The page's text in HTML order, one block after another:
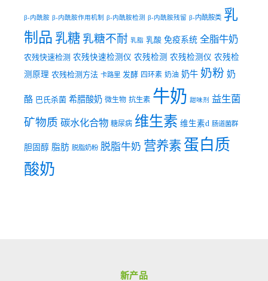
β-内酰胺 β-内酰胺作用机制 β-内酰胺检测 β-内酰胺残留 β-内酰胺类 乳
制品 乳糖 乳糖不耐 乳脂 乳酸 免疫系统 全脂牛奶
农残快速检测 农残快速检测仪 农残检测 农残检测仪 农残检
测原理 农残检测方法 卡路里 发酵 四环素 奶油 奶牛 奶粉 奶
酪 巴氏杀菌 希腊酸奶 微生物 抗生素 牛奶 甜味剂 益生菌
矿物质 碳水化合物 糖尿病 维生素 维生素d 肠道菌群
胆固醇 脂肪 脱脂奶粉 脱脂牛奶 营养素 蛋白质
酸奶
新产品